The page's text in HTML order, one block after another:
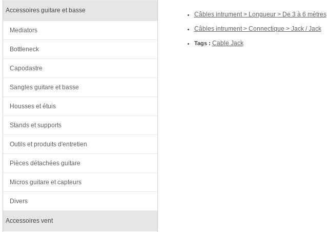
Câbles intrument > Longueur > De 3 à 6 mètres
Câbles intrument > Connectique > Jack / Jack
Tags : Cable Jack
Accessoires guitare et basse
Mediators
Bottleneck
Capodastre
Sangles guitare et basse
Housses et étuis
Stands et supports
Outils et produits d'entretien
Pièces détachées guitare
Micros guitare et capteurs
Divers
Accessoires vent